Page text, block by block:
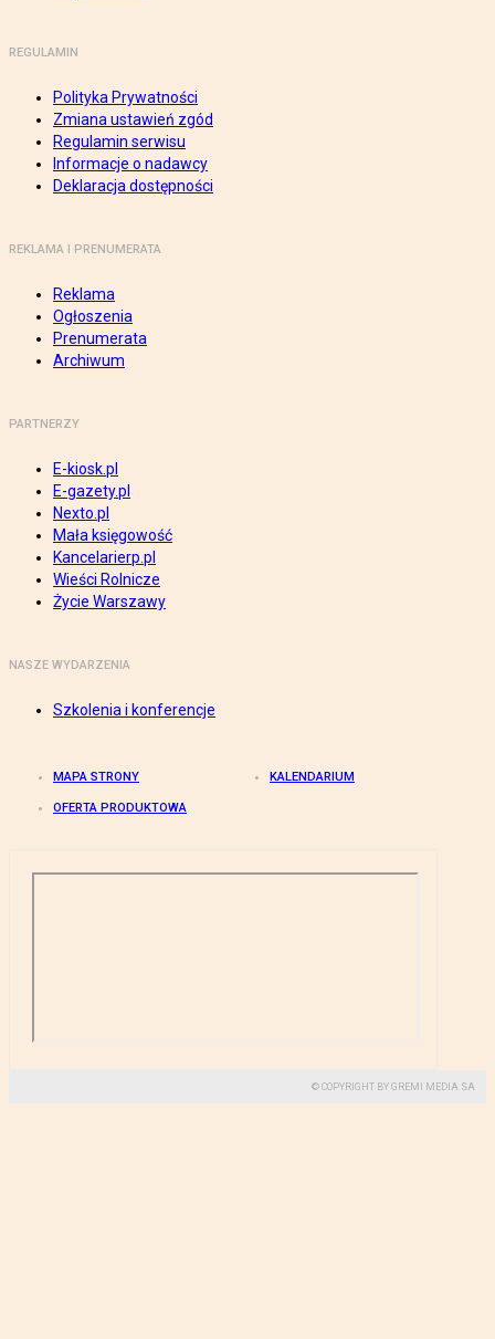
REGULAMIN
Polityka Prywatności
Zmiana ustawień zgód
Regulamin serwisu
Informacje o nadawcy
Deklaracja dostępności
REKLAMA I PRENUMERATA
Reklama
Ogłoszenia
Prenumerata
Archiwum
PARTNERZY
E-kiosk.pl
E-gazety.pl
Nexto.pl
Mała księgowość
Kancelarierp.pl
Wieści Rolnicze
Życie Warszawy
NASZE WYDARZENIA
Szkolenia i konferencje
MAPA STRONY KALENDARIUM
OFERTA PRODUKTOWA
© COPYRIGHT BY GREMI MEDIA SA